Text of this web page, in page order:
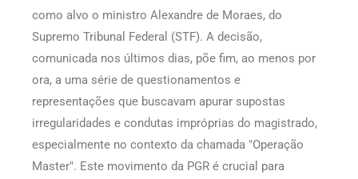
como alvo o ministro Alexandre de Moraes, do
Supremo Tribunal Federal (STF). A decisão,
comunicada nos últimos dias, põe fim, ao menos por
ora, a uma série de questionamentos e
representações que buscavam apurar supostas
irregularidades e condutas impróprias do magistrado,
especialmente no contexto da chamada "Operação
Master". Este movimento da PGR é crucial para